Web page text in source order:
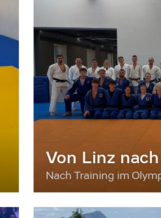
Von Linz
Nach Training im